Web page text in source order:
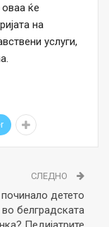
ќе
на
услуги,
СЛЕДНО
детето
во белградската